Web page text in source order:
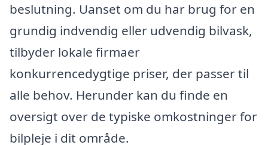
beslutning. Uanset om du har brug for en
grundig indvendig eller udvendig bilvask,
tilbyder lokale firmaer
konkurrencedygtige priser, der passer til
alle behov. Herunder kan du finde en
oversigt over de typiske omkostninger for
bilpleje i dit område.